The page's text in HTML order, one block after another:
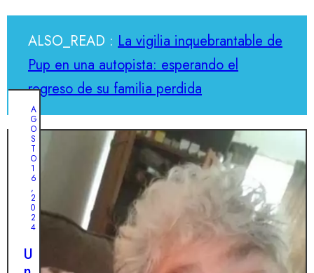
ALSO_READ : La vigilia inquebrantable de
Pup en una autopista: esperando el
regreso de su familia perdida
A
G
O
S
T
O
1
6
,
2
0
2
4
U